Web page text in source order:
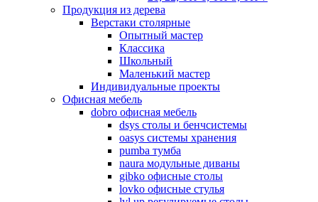
Продукция из дерева
Верстаки столярные
Опытный мастер
Классика
Школьный
Маленький мастер
Индивидуальные проекты
Офисная мебель
dobro офисная мебель
dsys столы и бенчсистемы
oasys системы хранения
pumba тумба
naura модульные диваны
gibko офисные столы
lovko офисные стулья